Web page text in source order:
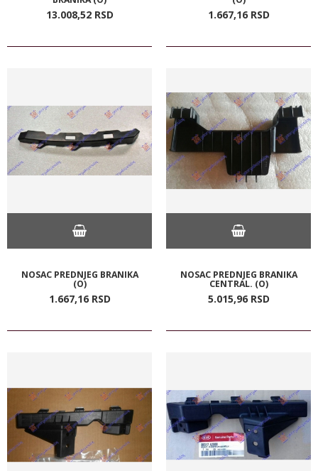
13.008,52 RSD 1.667,16 RSD
NOSAC PREDNJEG BRANIKA
(O)
1.667,16 RSD
NOSAC PREDNJEG BRANIKA
CENTRAL. (O)
5.015,96 RSD